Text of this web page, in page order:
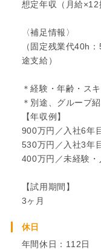
想定年収（月給
〈補足情報〉
（固定残業代40h
途支給）
＊経験・年齢・ス
＊別途、グループ
【年収例】
900万円／入社6年
530万円／入社3年
400万円／未経験
【試用期間】
3ヶ月
休日
年間休日：112日